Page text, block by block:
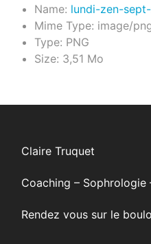
Name: lundi-zen-
Mime Type: image/
Type: PNG
Size: 3,51 Mo
Claire Truquet
Coaching – Sophrologie
Rendez vous sur le